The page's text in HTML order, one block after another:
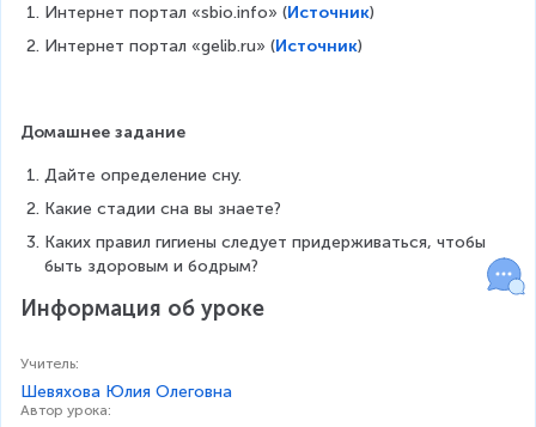
Интернет портал «sbio.info» (Источник)
Интернет портал «gelib.ru» (Источник)
Домашнее задание
Дайте определение сну.
Какие стадии сна вы знаете?
Каких правил гигиены следует придерживаться, чтобы
быть здоровым и бодрым?
Информация об уроке
Учитель:
Шевяхова Юлия Олеговна
Автор урока: